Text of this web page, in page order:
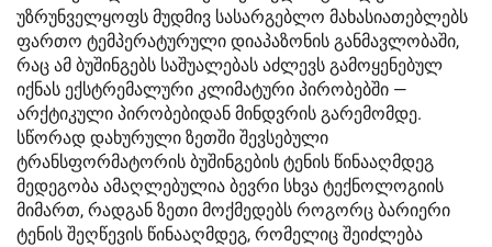
უზრუნველყოფს მუდმივ სასარგებლო მახასიათებლებს
ფართო ტემპერატურული დიაპაზონის განმავლობაში,
რაც ამ ბუშინგებს საშუალებას აძლევს გამოყენებულ
იქნას ექსტრემალური კლიმატური პირობებში —
არქტიკული პირობებიდან მინდვრის გარემომდე.
სწორად დახურული ზეთში შევსებული
ტრანსფორმატორის ბუშინგების ტენის წინააღმდეგ
მედეგობა ამაღლებულია ბევრი სხვა ტექნოლოგიის
მიმართ, რადგან ზეთი მოქმედებს როგორც ბარიერი
ტენის შეღწევის წინააღმდეგ, რომელიც შეიძლება